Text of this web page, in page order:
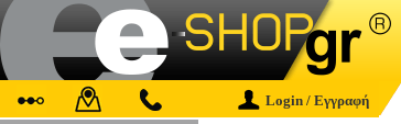
Login / Εγγραφή